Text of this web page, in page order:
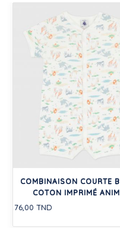
COMBINAISON COURTE
COTON IMPRIMÉ
76,00 TND